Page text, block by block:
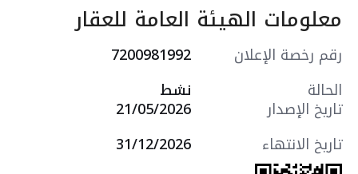
- مستودع
- مدخلين منفصلين
التجهيزات:
- أرضيات سيراميك
- تكييف سبليت
- نظام إنذار الحريق
- نظام مكافحة الحريق
معلومات الهيئة العامة للعقار
رقم رخصة الإعلان
7200981992
الحالة
نشط
تاريخ الإصدار
21/05/2026
تاريخ الانتهاء
31/12/2026